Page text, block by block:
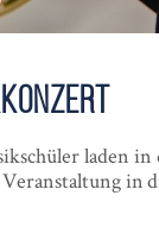
laden in
in